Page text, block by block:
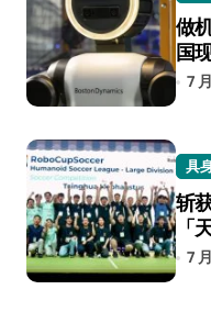
做
国
7
具
斩
「
7